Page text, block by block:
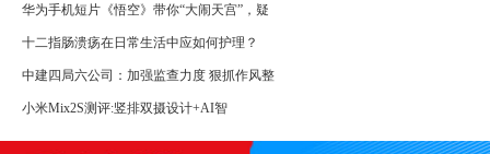
华为手机短片《悟空》带你“大闹天宫”，疑
十二指肠溃疡在日常生活中应如何护理？
中建四局六公司：加强监查力度 狠抓作风整
小米Mix2S测评:竖排双摄设计+AI智